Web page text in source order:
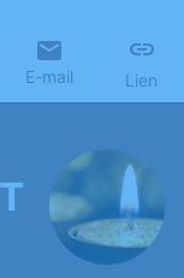
E-mail Lien